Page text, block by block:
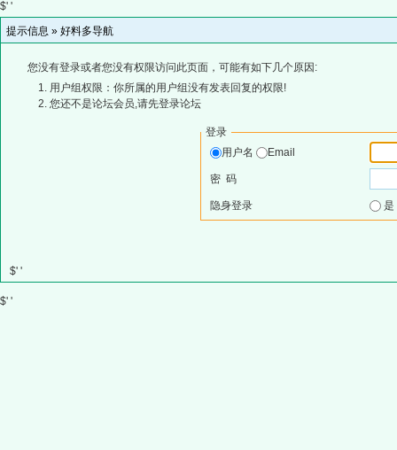
$' '
提示信息 » 好料多导航
您没有登录或者您没有权限访问此页面，可能有如下几个原因:
用户组权限：你所属的用户组没有发表回复的权限!
您还不是论坛会员,请先登录论坛
登录
用户名
Email
密 码
隐身登录
$' '
$' '